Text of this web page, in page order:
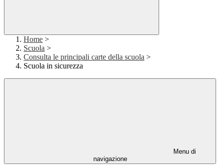
Home >
Scuola >
Consulta le principali carte della scuola >
Scuola in sicurezza
Menu di
navigazione